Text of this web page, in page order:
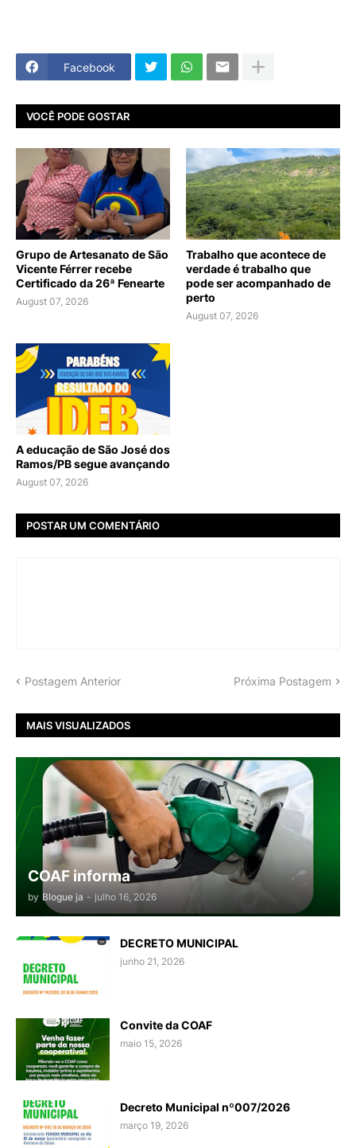
Facebook
VOCÊ PODE GOSTAR
Grupo de Artesanato de São
Vicente Férrer recebe
Certificado da 26ª Fenearte
August 07, 2026
Trabalho que acontece de
verdade é trabalho que
pode ser acompanhado de
perto
August 07, 2026
A educação de São José dos
Ramos/PB segue avançando
August 07, 2026
POSTAR UM COMENTÁRIO
Postagem Anterior Próxima Postagem
MAIS VISUALIZADOS
COAF informa
by Blogue ja - julho 16, 2026
DECRETO MUNICIPAL
junho 21, 2026
Convite da COAF
maio 15, 2026
Decreto Municipal nº007/2026
março 19, 2026